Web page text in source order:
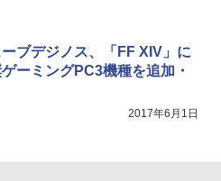
ブデジノス、「FF XIV」に
ーミングPC3機種を追加・
2017年6月1日